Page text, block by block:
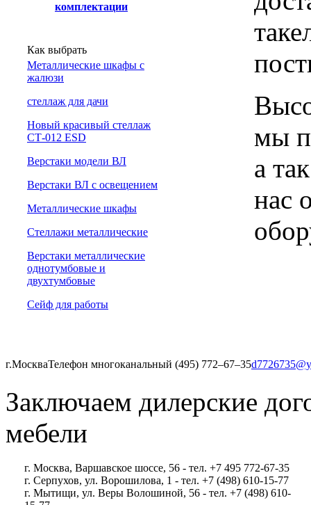
комплектации
Как выбрать
Металлические шкафы с
жалюзи
cтеллаж для дачи
Новый красивый стеллаж
СТ-012 ESD
Верстаки модели ВЛ
Верстаки ВЛ с освещением
Металлические шкафы
Стеллажи металлические
Верстаки металлические
однотумбовые и
двухтумбовые
Сейф для работы
мы
а
нас
г.МоскваТелефон многоканальный (495) 772‒67‒35
Заключаем дилерские
мебели
г. Москва, Варшавское шоссе, 56 - тел. +7 495 772-67-35
г. Серпухов, ул. Ворошилова, 1 - тел. +7 (498) 610-15-77
г. Мытищи, ул. Веры Волошиной, 56 - тел. +7 (498) 610-